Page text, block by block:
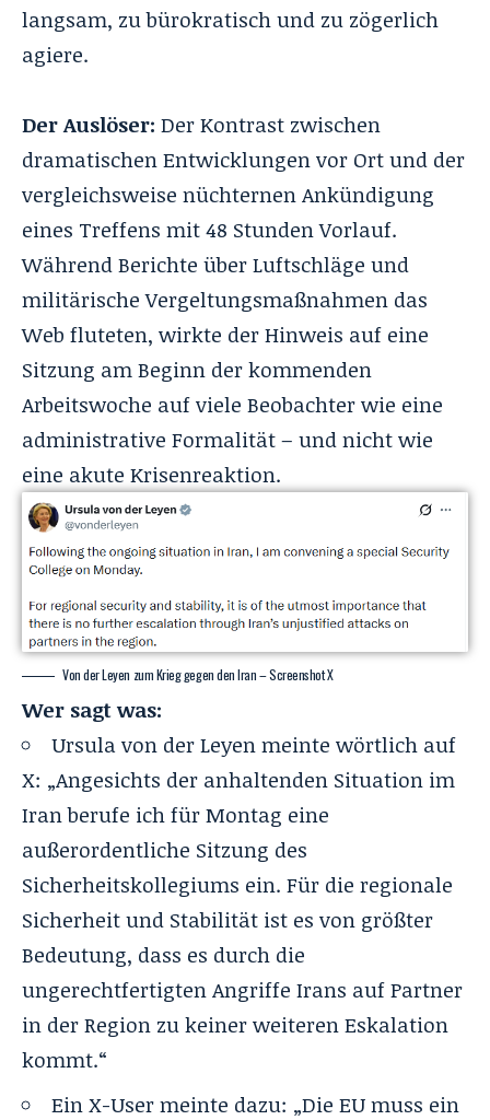
langsam, zu bürokratisch und zu zögerlich
agiere.
Der Auslöser: Der Kontrast zwischen
dramatischen Entwicklungen vor Ort und der
vergleichsweise nüchternen Ankündigung
eines Treffens mit 48 Stunden Vorlauf.
Während Berichte über Luftschläge und
militärische Vergeltungsmaßnahmen das
Web fluteten, wirkte der Hinweis auf eine
Sitzung am Beginn der kommenden
Arbeitswoche auf viele Beobachter wie eine
administrative Formalität – und nicht wie
eine akute Krisenreaktion.
Von der Leyen zum Krieg gegen den Iran – Screenshot X
Wer sagt was:
Ursula von der Leyen meinte wörtlich auf
X: „Angesichts der anhaltenden Situation im
Iran berufe ich für Montag eine
außerordentliche Sitzung des
Sicherheitskollegiums ein. Für die regionale
Sicherheit und Stabilität ist es von größter
Bedeutung, dass es durch die
ungerechtfertigten Angriffe Irans auf Partner
in der Region zu keiner weiteren Eskalation
kommt.“
Ein X-User meinte dazu: „Die EU muss ein